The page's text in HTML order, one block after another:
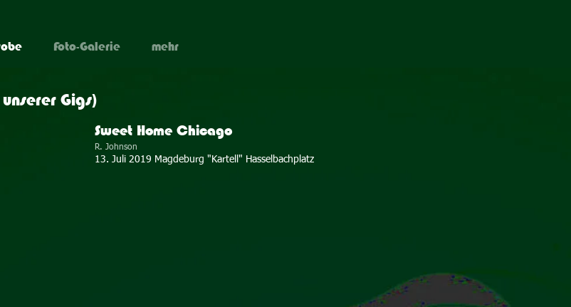
Foto-Galerie mehr
Gigs)
Sweet Home Chicago
R. Johnson
13. Juli 2019 Magdeburg "Kartell" Hasselbachplatz